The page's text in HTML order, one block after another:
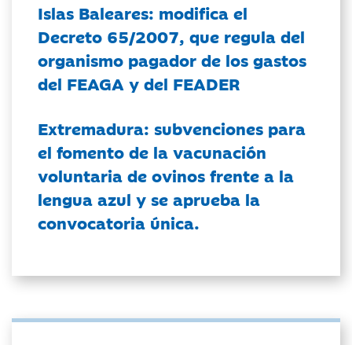
Islas Baleares: modifica el
Decreto 65/2007, que regula del
organismo pagador de los gastos
del FEAGA y del FEADER
Extremadura: subvenciones para
el fomento de la vacunación
voluntaria de ovinos frente a la
lengua azul y se aprueba la
convocatoria única.